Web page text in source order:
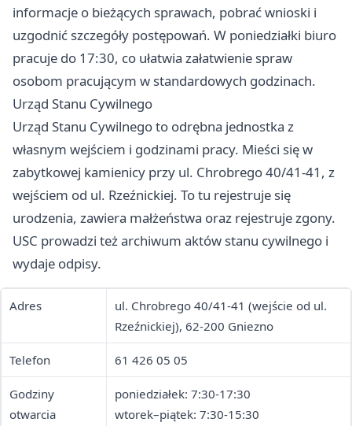
informacje o bieżących sprawach, pobrać wnioski i
uzgodnić szczegóły postępowań. W poniedziałki biuro
pracuje do 17:30, co ułatwia załatwienie spraw
osobom pracującym w standardowych godzinach.
Urząd Stanu Cywilnego
Urząd Stanu Cywilnego to odrębna jednostka z
własnym wejściem i godzinami pracy. Mieści się w
zabytkowej kamienicy przy ul. Chrobrego 40/41-41, z
wejściem od ul. Rzeźnickiej. To tu rejestruje się
urodzenia, zawiera małżeństwa oraz rejestruje zgony.
USC prowadzi też archiwum aktów stanu cywilnego i
wydaje odpisy.
Adres
ul. Chrobrego 40/41-41 (wejście od ul.
Rzeźnickiej), 62-200 Gniezno
Telefon 61 426 05 05
Godziny
otwarcia
poniedziałek: 7:30-17:30
wtorek–piątek: 7:30-15:30